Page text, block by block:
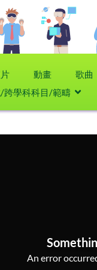
動畫
歌曲
跨學科科目/範疇
An error